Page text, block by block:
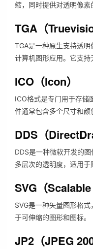
缩，同时提供对透明像素
TGA（
TGA是一种原生支持透
计算机图形应用。它支持
ICO（Icon）
ICO格式是专门用于存储
件通常包含多个尺寸和颜
DDS（
DDS是一种微软开发的
多层次的透明度，适用于
SVG（
SVG是一种矢量图形格
于可伸缩的图形和图标。
JP2（JPEG